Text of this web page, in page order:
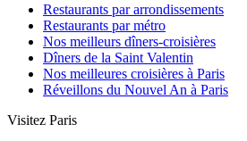
Restaurants par arrondissements
Restaurants par métro
Nos meilleurs dîners-croisières
Dîners de la Saint Valentin
Nos meilleures croisières à Paris
Réveillons du Nouvel An à Paris
Visitez Paris